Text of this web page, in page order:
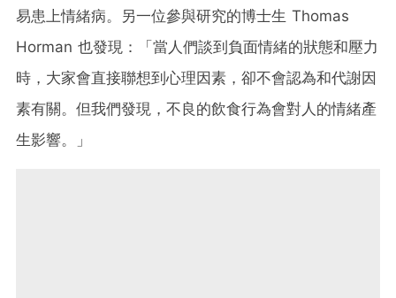
易患上情緒病。另一位參與研究的博士生 Thomas
Horman 也發現：「當人們談到負面情緒的狀態和壓力
時，大家會直接聯想到心理因素，卻不會認為和代謝因
素有關。但我們發現，不良的飲食行為會對人的情緒產
生影響。」